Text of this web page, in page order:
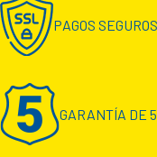
PAGOS
GARANTÍA DE